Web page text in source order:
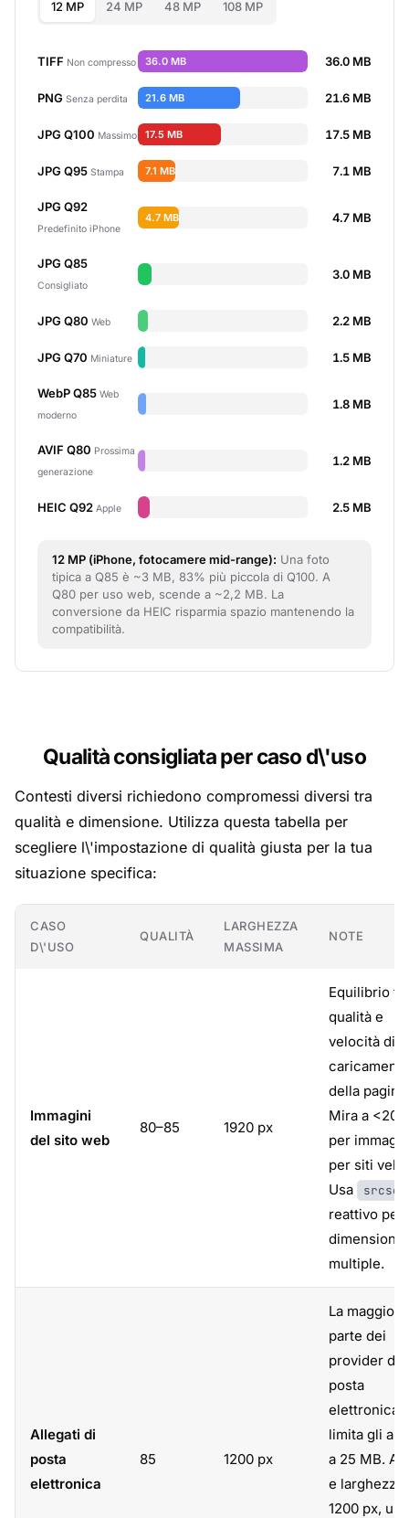
12 MP 24 MP 48 MP 108 MP
TIFF Non compresso 36.0 MB 36.0 MB
PNG Senza perdita 21.6 MB 21.6 MB
JPG Q100 Massimo 17.5 MB 17.5 MB
JPG Q95 Stampa 7.1 MB 7.1 MB
JPG Q92
Predefinito iPhone
4.7 MB 4.7 MB
JPG Q85
Consigliato
3.0 MB
JPG Q80 Web 2.2 MB
JPG Q70 Miniature 1.5 MB
WebP Q85 Web
moderno
1.8 MB
AVIF Q80 Prossima
generazione
1.2 MB
HEIC Q92 Apple 2.5 MB
12 MP (iPhone, fotocamere mid-range): Una foto
tipica a Q85 è ~3 MB, 83% più piccola di Q100. A
Q80 per uso web, scende a ~2,2 MB. La
conversione da HEIC risparmia spazio mantenendo la
compatibilità.
Qualità consigliata per caso d\'uso
Contesti diversi richiedono compromessi diversi tra
qualità e dimensione. Utilizza questa tabella per
scegliere l\'impostazione di qualità giusta per la tua
situazione specifica:
CASO
D\'USO
QUALITÀ
LARGHEZZA
MASSIMA
NOTE
Immagini
del sito web
80–85 1920 px
Equilibrio
qualità e
velocità di
caricamento
della pagina.
Mira a <200
per
per siti
Usa
srcset
reattivo per
dimensioni
multiple.
Allegati di
posta
elettronica
85 1200 px
La maggior
parte dei
provider di
posta
elettronica
limita gli
a 25 MB. A
e larghezza
1200 px, una